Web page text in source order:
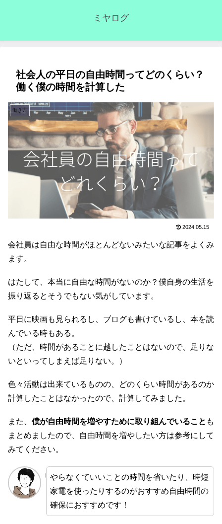
ミヤログ
社会人の平日の自由時間ってどのくらい？
働く僕の時間を計算した
働き方
2024.05.15
会社員は自由な時間がほとんどないみたいな記事をよくみ
ます。
はたして、本当に自由な時間がないのか？僕自身の生活を
振り返るとそうでもない気がしています。
平日に映画も見られるし、ブログも書けているし、本を読
んでいる時もある。
（ただ、時間があることに越したことはないので、足りな
いといってしまえば足りない。）
色々活動は出来ているものの、どのくらい時間があるのか
計算したことはなかったので、計算してみました。
また、 僕が自由時間を増やすために取り組んでいること も
まとめましたので、自由時間を増やしたい方は参考にして
みてください。
やらなくていいことの時間を省いたり、時短
家電を使ったりするのがおすすめ自由時間の
確保におすすめです！